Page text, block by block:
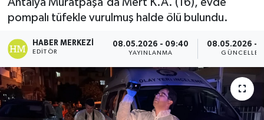
Antalya Muratpaşa'da Mert K.A. (16), evde
pompalı tüfekle vurulmuş halde ölü bulundu.
HABER MERKEZI
EDITÖR
08.05.2026 - 09:40
YAYINLANMA
08.05.2026 -
Tüm Manşetler
Son Dakika Haberleri
Haber Arşivi